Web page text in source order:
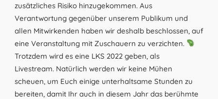
zusätzliches Risiko hinzugekommen. Aus
Verantwortung gegenüber unserem Publikum und
allen Mitwirkenden haben wir deshalb beschlossen, auf
eine Veranstaltung mit Zuschauern zu verzichten.
Trotzdem wird es eine LKS 2022 geben, als
Livestream. Natürlich werden wir keine Mühen
scheuen, um Euch einige unterhaltsame Stunden zu
bereiten, damit Ihr auch in diesem Jahr das berühmte